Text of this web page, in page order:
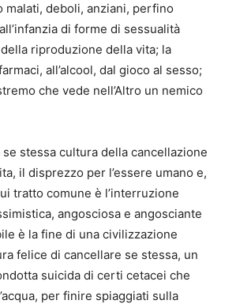
malati, deboli, anziani, perfino
di forme di sessualità
riproduzione della vita; la
all’alcool, dal gioco al sesso;
che vede nell’Altro un nemico
stessa cultura della cancellazione
il disprezzo per l’essere umano e,
tratto comune è l’interruzione
angosciosa e angosciante
è la fine di una civilizzazione
felice di cancellare se stessa, un
suicida di certi cetacei che
per finire spiaggiati sulla